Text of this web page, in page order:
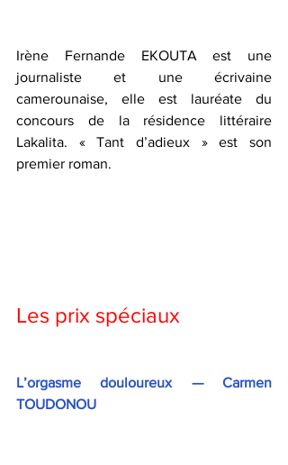
Irène Fernande EKOUTA est une
journaliste et une écrivaine
camerounaise, elle est lauréate du
concours de la résidence littéraire
Lakalita. « Tant d’adieux » est son
premier roman.
Les prix spéciaux
L’orgasme douloureux — Carmen
TOUDONOU